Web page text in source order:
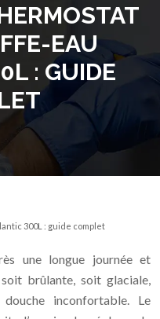
EAU
: GUIDE
300L : guide complet
une longue journée et
brûlante, soit glaciale,
inconfortable. Le